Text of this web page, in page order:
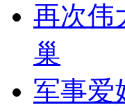
再次伟
巢
军事爱